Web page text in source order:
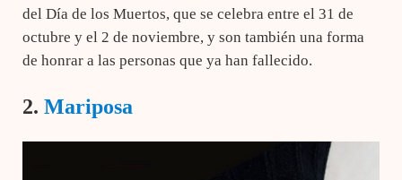
del Día de los Muertos, que se celebra entre el 31 de
octubre y el 2 de noviembre, y son también una forma
de honrar a las personas que ya han fallecido.
2. Mariposa